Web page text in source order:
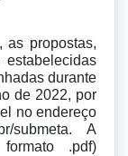
as propostas,
durante
de 2022, por
no endereço
submeta. A
.pdf)